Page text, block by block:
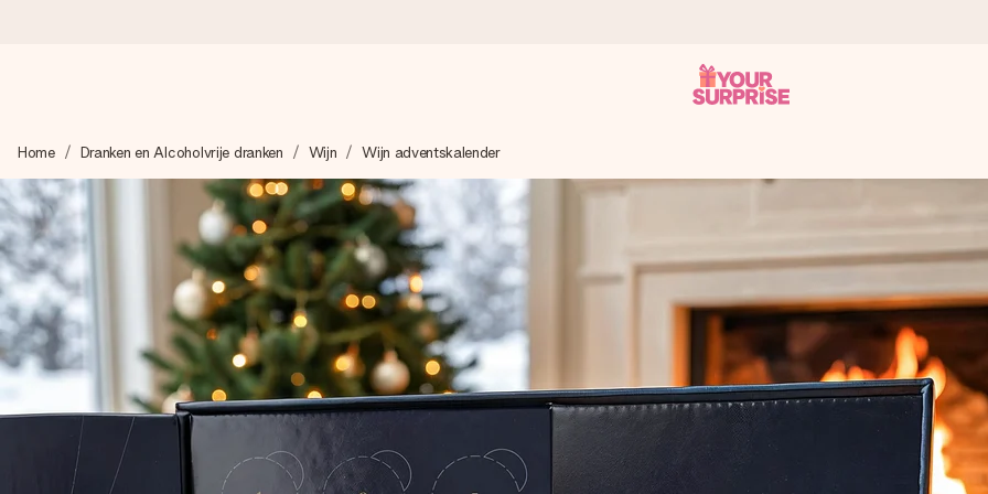
We maken jouw cadeau met zorg en zorgen dat het razendsnel onderweg is - zodat jij kunt geven op precies het juiste moment,
4,8 (gebaseerd op +8.000 reviews)
Onze cadeaus worden gewaardeerd. Klanten beoordelen ons met een 4,7 op Google Reviews
Gratis wenskaartje
Je maakt in een paar stappen iets unieks – met haar naam, jullie foto of een boodschap die raakt. Zonder gedoe, maar met alle
Home Dranken en Alcoholvrije dranken Wijn Wijn adventskalender